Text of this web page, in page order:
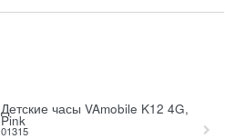
Детские часы VAmobile K12 4G,
Pink
01315